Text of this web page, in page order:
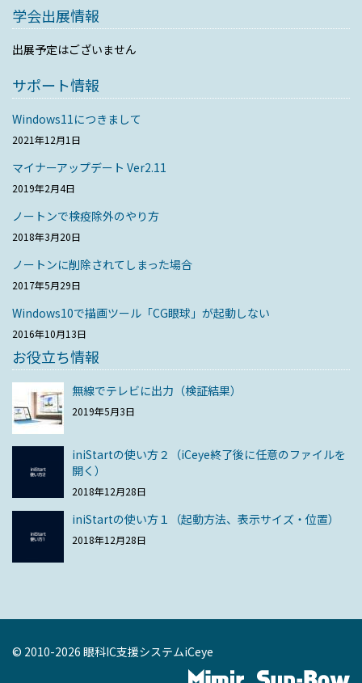
学会出展情報
出展予定はございません
サポート情報
Windows11につきまして
2021年12月1日
マイナーアップデート Ver2.11
2019年2月4日
ノートンで検疫除外のやり方
2018年3月20日
ノートンに削除されてしまった場合
2017年5月29日
Windows10で描画ツール「CG眼球」が起動しない
2016年10月13日
お役立ち情報
無線でテレビに出力（検証結果）
2019年5月3日
iniStartの使い方２（iCeye終了後に任意のファイルを
開く）
2018年12月28日
iniStartの使い方１（起動方法、表示サイズ・位置）
2018年12月28日
© 2010-2026 眼科IC支援システムiCeye